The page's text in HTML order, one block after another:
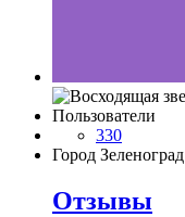
Пользователи
330
Город Зеленоград
Отзывы